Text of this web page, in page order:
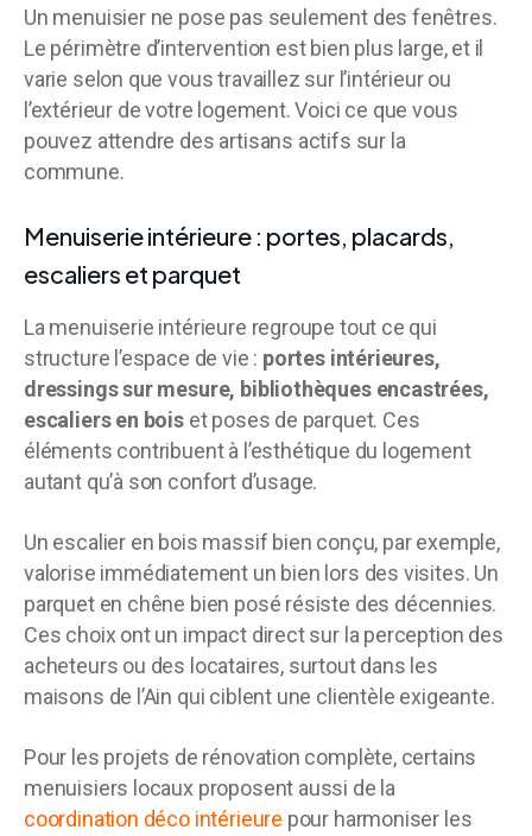
Un menuisier ne pose pas seulement des fenêtres.
Le périmètre d’intervention est bien plus large, et il
varie selon que vous travaillez sur l’intérieur ou
l’extérieur de votre logement. Voici ce que vous
pouvez attendre des artisans actifs sur la
commune.
Menuiserie intérieure : portes, placards,
escaliers et parquet
La menuiserie intérieure regroupe tout ce qui
structure l’espace de vie : portes intérieures,
dressings sur mesure, bibliothèques encastrées,
escaliers en boiset poses de parquet. Ces
éléments contribuent à l’esthétique du logement
autant qu’à son confort d’usage.
Un escalier en bois massif bien conçu, par exemple,
valorise immédiatement un bien lors des visites. Un
parquet en chêne bien posé résiste des décennies.
Ces choix ont un impact direct sur la perception des
acheteurs ou des locataires, surtout dans les
maisons de l’Ain qui ciblent une clientèle exigeante.
Pour les projets de rénovation complète, certains
menuisiers locaux proposent aussi de la
coordination déco intérieure pour harmoniser les